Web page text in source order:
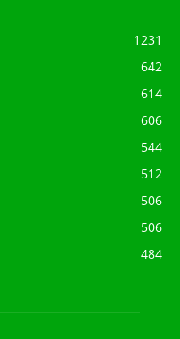
1231
642
614
606
544
512
506
506
484